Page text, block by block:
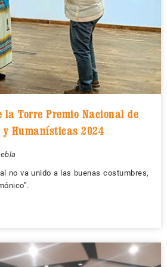
la Torre Premio Nacional de
y Humanísticas 2024
no va unido a las buenas costumbres,